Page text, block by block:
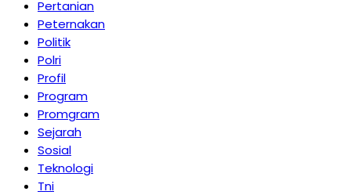
Pertanian
Peternakan
Politik
Polri
Profil
Program
Promgram
Sejarah
Sosial
Teknologi
Tni